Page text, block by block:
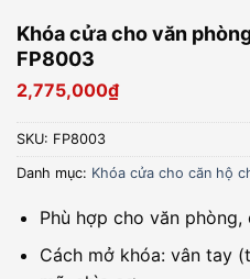
Khóa cửa cho văn
FP8003
2,775,000₫
SKU: FP8003
Danh mục: Khóa cửa cho căn hộ
Phù hợp cho văn
Cách mở khóa: vân tay